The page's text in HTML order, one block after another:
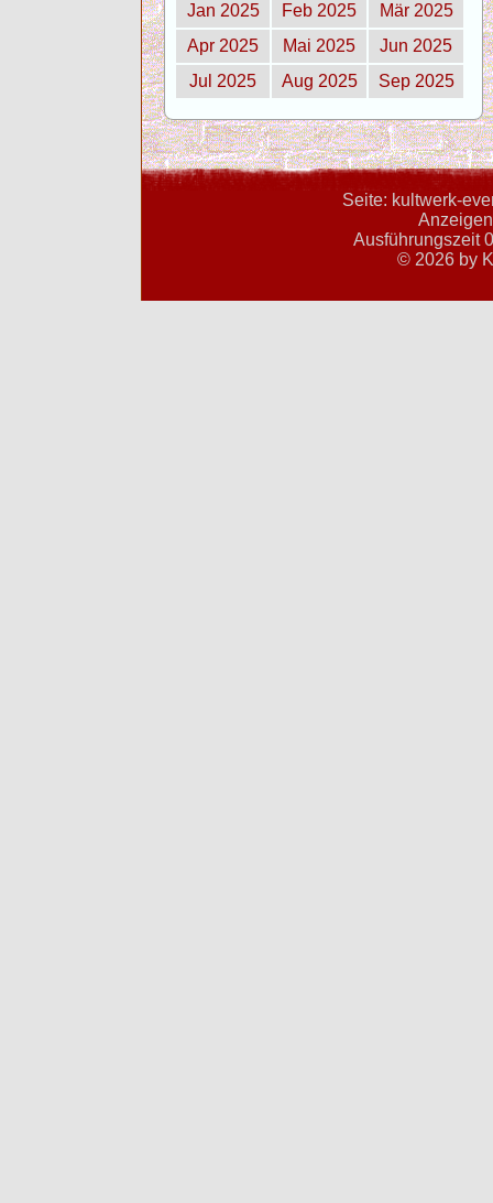
Jan 2025
Feb 2025
Mär 2025
Apr 2025
Mai 2025
Jun 2025
Jul 2025
Aug 2025 Sep 2025
Seite: kultwerk-
Ausführungszeit
© 2026 by